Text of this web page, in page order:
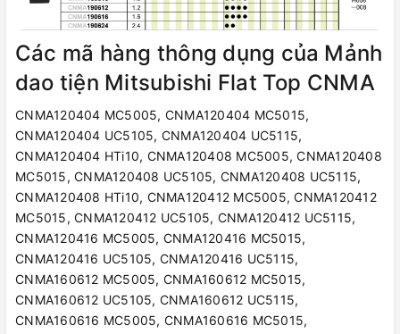
Các mã hàng thông dụng của Mảnh
dao tiện Mitsubishi Flat Top CNMA
CNMA120404 MC5005, CNMA120404 MC5015,
CNMA120404 UC5105, CNMA120404 UC5115,
CNMA120404 HTi10, CNMA120408 MC5005, CNMA120408
MC5015, CNMA120408 UC5105, CNMA120408 UC5115,
CNMA120408 HTi10, CNMA120412 MC5005, CNMA120412
MC5015, CNMA120412 UC5105, CNMA120412 UC5115,
CNMA120416 MC5005, CNMA120416 MC5015,
CNMA120416 UC5105, CNMA120416 UC5115,
CNMA160612 MC5005, CNMA160612 MC5015,
CNMA160612 UC5105, CNMA160612 UC5115,
CNMA160616 MC5005, CNMA160616 MC5015,